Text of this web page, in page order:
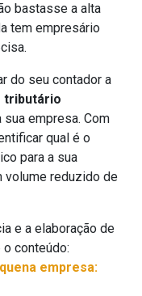
bastasse a alta
tem empresário
do seu contador a
tributário
sua empresa. Com
qual é o
para a sua
volume reduzido de
e a elaboração de
conteúdo:
empresa: